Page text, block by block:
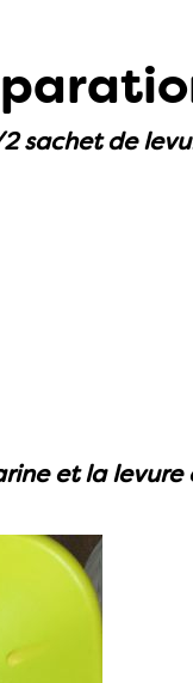
sachet de
et la